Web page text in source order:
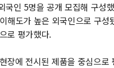
인 5명을 공개 모집해 구성
해도가 높은 외국인으로 구성
로 평가했다.
장에 전시된 제품을 중심으로